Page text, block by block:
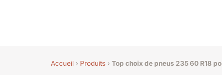
Accueil › Produits › Top choix de pneus 235 60 R18